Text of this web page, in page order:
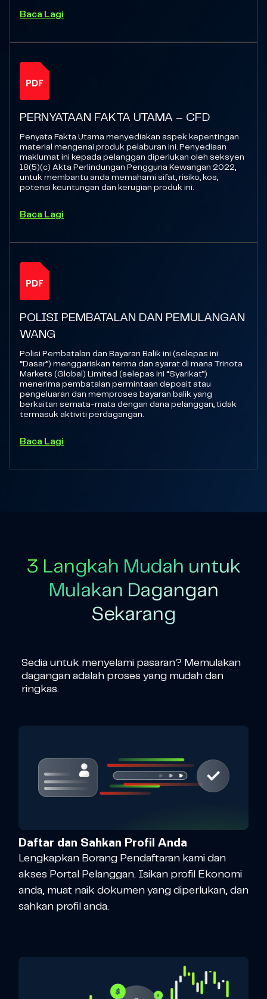
Baca Lagi
PERNYATAAN FAKTA UTAMA – CFD
Penyata Fakta Utama menyediakan aspek kepentingan
material mengenai produk pelaburan ini. Penyediaan
maklumat ini kepada pelanggan diperlukan oleh seksyen
18(5)(c) Akta Perlindungan Pengguna Kewangan 2022,
untuk membantu anda memahami sifat, risiko, kos,
potensi keuntungan dan kerugian produk ini.
Baca Lagi
POLISI PEMBATALAN DAN PEMULANGAN
WANG
Polisi Pembatalan dan Bayaran Balik ini (selepas ini
“Dasar”) menggariskan terma dan syarat di mana Trinota
Markets (Global) Limited (selepas ini “Syarikat”)
menerima pembatalan permintaan deposit atau
pengeluaran dan memproses bayaran balik yang
berkaitan semata-mata dengan dana pelanggan, tidak
termasuk aktiviti perdagangan.
Baca Lagi
3 Langkah Mudah untuk
Mulakan Dagangan
Sekarang
Sedia untuk menyelami pasaran? Memulakan
dagangan adalah proses yang mudah dan
ringkas.
Daftar dan Sahkan Profil Anda
Lengkapkan Borang Pendaftaran kami dan
akses Portal Pelanggan. Isikan profil Ekonomi
anda, muat naik dokumen yang diperlukan, dan
sahkan profil anda.